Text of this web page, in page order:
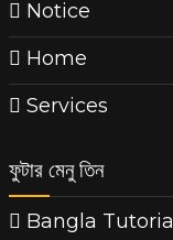
Notice
Home
Services
ফুটার মেনু তিন
Bangla Tutorial